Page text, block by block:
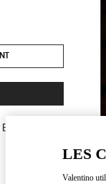
LES
Valentino